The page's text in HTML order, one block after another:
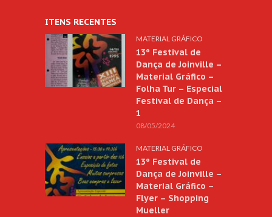
ITENS RECENTES
MATERIAL GRÁFICO
13º Festival de
Dança de Joinville –
Material Gráfico –
Folha Tur – Especial
Festival de Dança –
1
08/05/2024
MATERIAL GRÁFICO
13º Festival de
Dança de Joinville –
Material Gráfico –
Flyer – Shopping
Mueller